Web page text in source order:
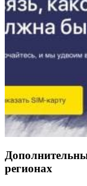
регионах